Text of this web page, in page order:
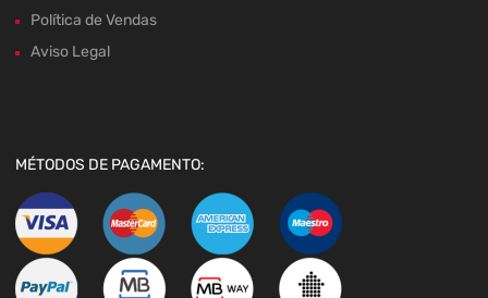
Política de Vendas
Aviso Legal
MÉTODOS DE PAGAMENTO: